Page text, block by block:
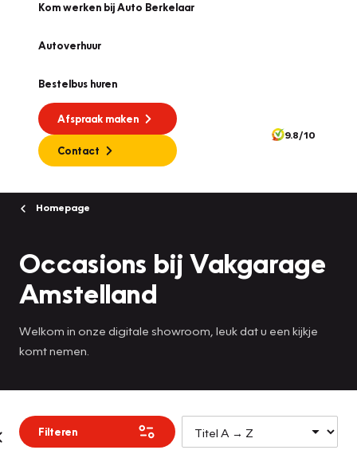
Kom werken bij Auto Berkelaar
Autoverhuur
Bestelbus huren
Afspraak maken
Contact
9.8/10
Homepage
Occasions bij Vakgarage
Amstelland
Welkom in onze digitale showroom, leuk dat u een kijkje
komt nemen.
Filteren